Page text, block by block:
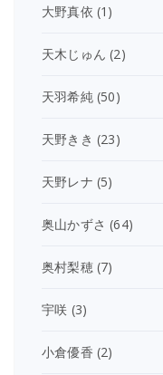
大野真依 (1)
天木じゅん (2)
天羽希純(50)
天野きき (23)
天野レナ (5)
奥山かずさ (64)
奥村梨穂(7)
宇咲 (3)
小倉優香 (2)